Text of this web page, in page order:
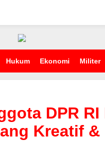
Hukum Ekonomi Militer
DPR RI
Kreatif